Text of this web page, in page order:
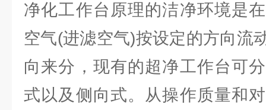
净化工作台原理的洁净环境是
空气(进滤空气)按设定的方向流
向来分，现有的超净工作台可
式以及侧向式。从操作质量和